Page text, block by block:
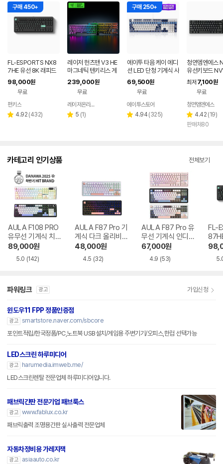
구매 450+
FL-ESPORTS NX8
7HE 유선 8K 래피드
트리거 자석축 키보드
민트 블랙, 저소음스톰
98,000원
무료
페이
펀키스
별 4.92 리
(432)
레이저 헌츠맨 V3 HE
마그네틱 텐키리스 게
이밍키보드 8KHz 기
계식 키보드
239,000원
무료
레이저온라인스토어
별 5 리
(1)
구매 250+
에이투 타음 케이 에디
션 LED 단청 기계식 사
무용 유선 키보드 고려
청자, 적축
69,500원
무료
에이투스토어
별 4.94 리
(325)
청연엠엔에스
유선키보드
KB15U 저소음
블랙
최저 7,100원
무료
청연엠엔에스
별
점
4.42 리
뷰
(19)
판매처80
카테고리 인기상품 전체보기
AULA F108 PRO
유무선 기계식 치즈
화이트 한글
89,000원
5.0 (142)
AULA F87 Pro 기
계식 다크 올리비아
한글
48,000원
4.5 (32)
AULA F87 Pro 유
무선 기계식 인디고
블랙 한글
67,000원
4.9 (53)
FL-
파워링크 광고 가입신청
윈도우11 FPP 정품인증점
광고 smartstore.naver.com/sbcore
포인트적립/한국정품/PC,노트북 USB설치/게임용 주변기기/오피스,한컴 선택가능
LED스크린 하루미디어
광고
harumedia.imweb.me/
LED스크린렌탈 전문업체 하루미디어입니다.
패브릭간판 전문기업 패브룩스
광고 www.fablux.co.kr
패브릭출력 조명용간판 실사출력 전문업체
자동차정비용 가레지잭
광고
asiaauto.co.kr